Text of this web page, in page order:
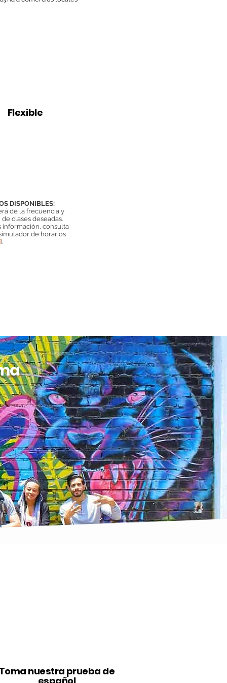
Flexible
DISPONIBLES:
de la frecuencia y
clases deseadas.
información, consulta
de horarios
).
nuestra prueba de